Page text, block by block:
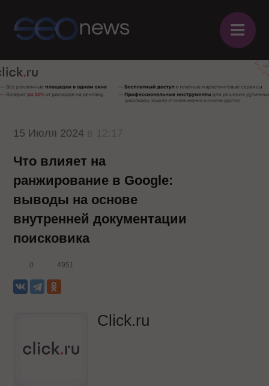
≡
15 Июля 2024
Что влияет на
ранжирование в Google:
выводы на основе
внутренней документации
поисковика
0 4951
Click.ru